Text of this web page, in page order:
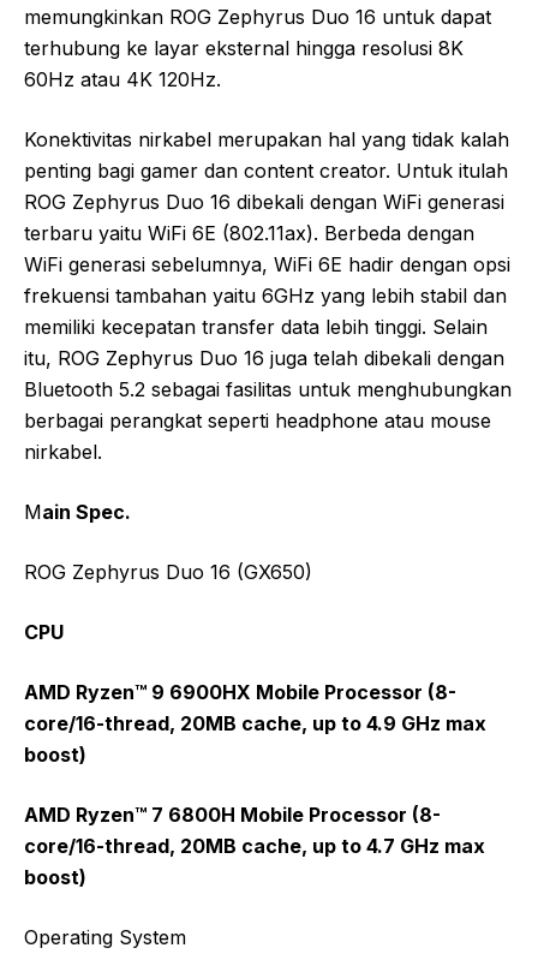
memungkinkan ROG Zephyrus Duo 16 untuk dapat
terhubung ke layar eksternal hingga resolusi 8K
60Hz atau 4K 120Hz.
Konektivitas nirkabel merupakan hal yang tidak kalah
penting bagi gamer dan content creator. Untuk itulah
ROG Zephyrus Duo 16 dibekali dengan WiFi generasi
terbaru yaitu WiFi 6E (802.11ax). Berbeda dengan
WiFi generasi sebelumnya, WiFi 6E hadir dengan opsi
frekuensi tambahan yaitu 6GHz yang lebih stabil dan
memiliki kecepatan transfer data lebih tinggi. Selain
itu, ROG Zephyrus Duo 16 juga telah dibekali dengan
Bluetooth 5.2 sebagai fasilitas untuk menghubungkan
berbagai perangkat seperti headphone atau mouse
nirkabel.
Main Spec.
ROG Zephyrus Duo 16 (GX650)
CPU
AMD Ryzen™ 9 6900HX Mobile Processor (8-
core/16-thread, 20MB cache, up to 4.9 GHz max
boost)
AMD Ryzen™ 7 6800H Mobile Processor (8-
core/16-thread, 20MB cache, up to 4.7 GHz max
boost)
Operating System